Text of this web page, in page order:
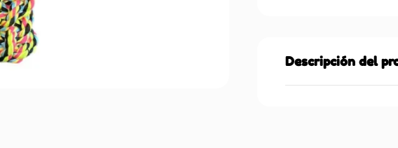
Descripción del